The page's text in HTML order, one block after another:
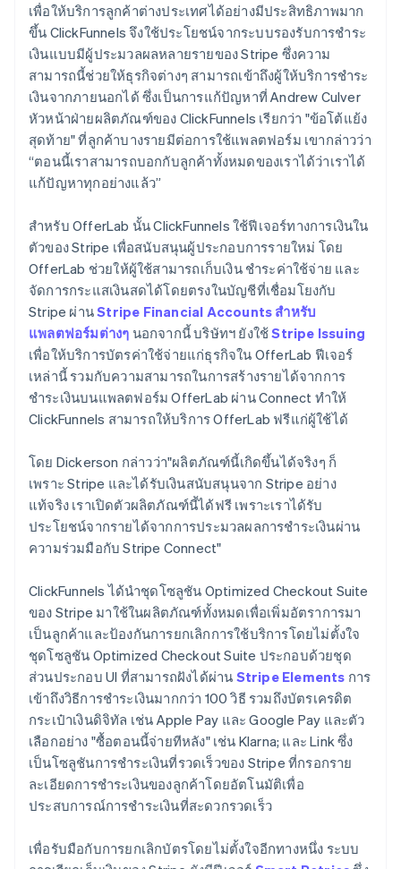
เพื่อให้บริการลูกค้าต่างประเทศได้อย่างมีประสิทธิภาพมาก
ขึ้น ClickFunnels จึงใช้ประโยชน์จากระบบรองรับการชำระ
เงินแบบมีผู้ประมวลผลหลายรายของ Stripe ซึ่งความ
สามารถนี้ช่วยให้ธุรกิจต่างๆ สามารถเข้าถึงผู้ให้บริการชำระ
เงินจากภายนอกได้ ซึ่งเป็นการแก้ปัญหาที่ Andrew Culver
หัวหน้าฝ่ายผลิตภัณฑ์ของ ClickFunnels เรียกว่า "ข้อโต้แย้ง
สุดท้าย" ที่ลูกค้าบางรายมีต่อการใช้แพลตฟอร์ม เขากล่าวว่า
“ตอนนี้เราสามารถบอกกับลูกค้าทั้งหมดของเราได้ว่าเราได้
แก้ปัญหาทุกอย่างแล้ว”
สำหรับ OfferLab นั้น ClickFunnels ใช้ฟีเจอร์ทางการเงินใน
ตัวของ Stripe เพื่อสนับสนุนผู้ประกอบการรายใหม่ โดย
OfferLab ช่วยให้ผู้ใช้สามารถเก็บเงิน ชำระค่าใช้จ่าย และ
จัดการกระแสเงินสดได้โดยตรงในบัญชีที่เชื่อมโยงกับ
Stripe ผ่านStripe Financial Accounts สำหรับ
แพลตฟอร์มต่างๆ นอกจากนี้ บริษัทฯ ยังใช้Stripe Issuing
เพื่อให้บริการบัตรค่าใช้จ่ายแก่ธุรกิจใน OfferLab ฟีเจอร์
เหล่านี้ รวมกับความสามารถในการสร้างรายได้จากการ
ชำระเงินบนแพลตฟอร์ม OfferLab ผ่าน Connect ทำให้
ClickFunnels สามารถให้บริการ OfferLab ฟรีแก่ผู้ใช้ได้
โดย Dickerson กล่าวว่า"ผลิตภัณฑ์นี้เกิดขึ้นได้จริงๆ ก็
เพราะ Stripe และได้รับเงินสนับสนุนจาก Stripe อย่าง
แท้จริง เราเปิดตัวผลิตภัณฑ์นี้ได้ฟรี เพราะเราได้รับ
ประโยชน์จากรายได้จากการประมวลผลการชำระเงินผ่าน
ความร่วมมือกับ Stripe Connect"
ClickFunnels ได้นำชุดโซลูชัน Optimized Checkout Suite
ของ Stripe มาใช้ในผลิตภัณฑ์ทั้งหมดเพื่อเพิ่มอัตราการมา
เป็นลูกค้าและป้องกันการยกเลิกการใช้บริการโดยไม่ตั้งใจ
ชุดโซลูชัน Optimized Checkout Suite ประกอบด้วยชุด
ส่วนประกอบ UI ที่สามารถฝังได้ผ่าน Stripe Elements การ
เข้าถึงวิธีการชำระเงินมากกว่า 100 วิธี รวมถึงบัตรเครดิต
กระเป๋าเงินดิจิทัล เช่น Apple Pay และ Google Pay และตัว
เลือกอย่าง "ซื้อตอนนี้จ่ายทีหลัง" เช่น Klarna; และ Link ซึ่ง
เป็นโซลูชันการชำระเงินที่รวดเร็วของ Stripe ที่กรอกราย
ละเอียดการชำระเงินของลูกค้าโดยอัตโนมัติเพื่อ
ประสบการณ์การชำระเงินที่สะดวกรวดเร็ว
เพื่อรับมือกับการยกเลิกบัตรโดยไม่ตั้งใจอีกทางหนึ่ง ระบบ